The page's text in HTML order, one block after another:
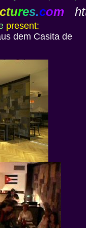
ctures.com
present:
dem Casita de